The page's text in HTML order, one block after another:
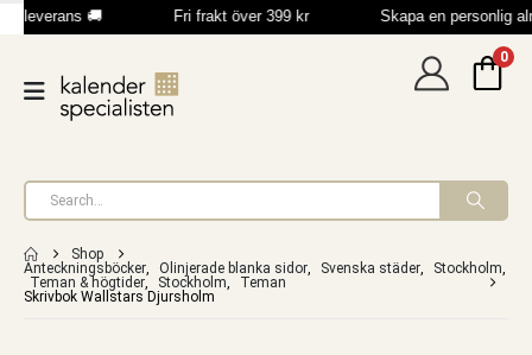
leverans 🚚 Fri frakt över 399 kr Skapa en personlig
0
Shop
Anteckningsböcker, Olinjerade blanka sidor, Svenska städer, Stockholm,
Teman & högtider, Stockholm,
Teman
Skrivbok Wallstars Djursholm